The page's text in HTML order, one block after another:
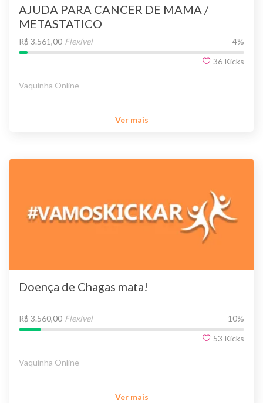
AJUDA PARA CANCER DE MAMA /
METASTATICO
R$ 3.561,00 Flexível 4%
36 Kicks
Vaquinha Online -
Ver mais
Doença de Chagas mata!
R$ 3.560,00 Flexível 10%
53 Kicks
Vaquinha Online -
Ver mais